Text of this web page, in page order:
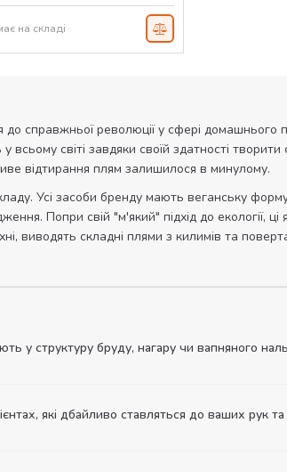
на складі
справжньої революції у сфері домашнього
світі завдяки своїй здатності
відтирання плям залишилося в минулому.
Усі засоби бренду мають веганську
Попри свій "м'який" підхід до екології, ці
виводять складні плями з килимів та
у структуру бруду, нагару чи вапняного
які дбайливо ставляться до ваших рук